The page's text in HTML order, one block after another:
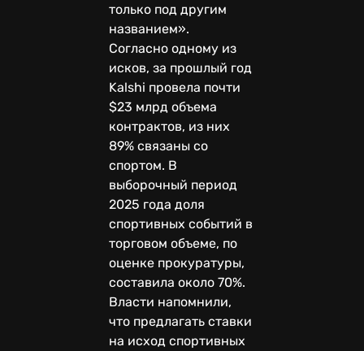
только под другим
названием».
Согласно одному из
исков, за прошлый год
Kalshi провела почти
$23 млрд объема
контрактов, из них
89% связаны со
спортом. В
выборочный период
2025 года доля
спортивных событий в
торговом объеме, по
оценке прокуратуры,
составила около 70%.
Власти напомнили,
что предлагать ставки
на исход спортивных